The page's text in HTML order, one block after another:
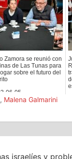
Zamora se reunió con
de Las Tunas para
sobre el futuro del
06-05
, Malena Galmarini
israelíes y